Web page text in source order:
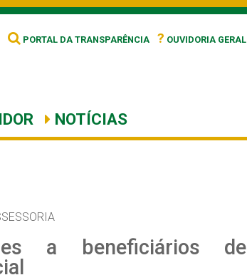
PORTAL DA TRANSPARÊNCIA ? OUVIDORIA GERAL
NOTÍCIAS
a beneficiários de